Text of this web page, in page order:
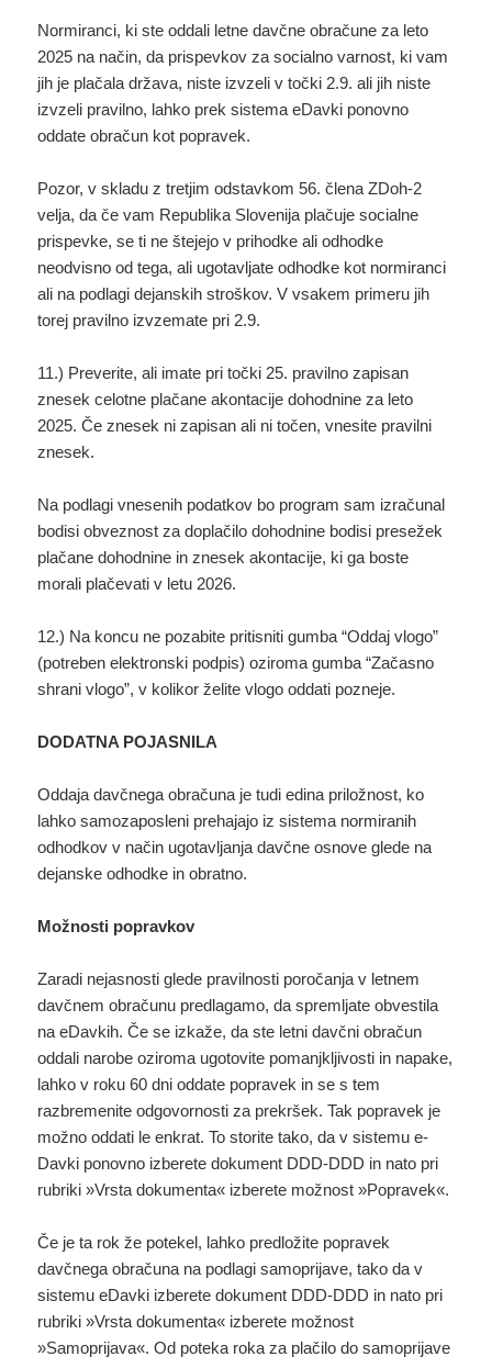
Normiranci, ki ste oddali letne davčne obračune za leto
2025 na način, da prispevkov za socialno varnost, ki vam
jih je plačala država, niste izvzeli v točki 2.9. ali jih niste
izvzeli pravilno, lahko prek sistema eDavki ponovno
oddate obračun kot popravek.
Pozor, v skladu z tretjim odstavkom 56. člena ZDoh-2
velja, da če vam Republika Slovenija plačuje socialne
prispevke, se ti ne štejejo v prihodke ali odhodke
neodvisno od tega, ali ugotavljate odhodke kot normiranci
ali na podlagi dejanskih stroškov. V vsakem primeru jih
torej pravilno izvzemate pri 2.9.
11.) Preverite, ali imate pri točki 25. pravilno zapisan
znesek celotne plačane akontacije dohodnine za leto
2025. Če znesek ni zapisan ali ni točen, vnesite pravilni
znesek.
Na podlagi vnesenih podatkov bo program sam izračunal
bodisi obveznost za doplačilo dohodnine bodisi presežek
plačane dohodnine in znesek akontacije, ki ga boste
morali plačevati v letu 2026.
12.) Na koncu ne pozabite pritisniti gumba “Oddaj vlogo”
(potreben elektronski podpis) oziroma gumba “Začasno
shrani vlogo”, v kolikor želite vlogo oddati pozneje.
DODATNA POJASNILA
Oddaja davčnega obračuna je tudi edina priložnost, ko
lahko samozaposleni prehajajo iz sistema normiranih
odhodkov v način ugotavljanja davčne osnove glede na
dejanske odhodke in obratno.
Možnosti popravkov
Zaradi nejasnosti glede pravilnosti poročanja v letnem
davčnem obračunu predlagamo, da spremljate obvestila
na eDavkih. Če se izkaže, da ste letni davčni obračun
oddali narobe oziroma ugotovite pomanjkljivosti in napake,
lahko v roku 60 dni oddate popravek in se s tem
razbremenite odgovornosti za prekršek. Tak popravek je
možno oddati le enkrat. To storite tako, da v sistemu e-
Davki ponovno izberete dokument DDD-DDD in nato pri
rubriki »Vrsta dokumenta« izberete možnost »Popravek«.
Če je ta rok že potekel, lahko predložite popravek
davčnega obračuna na podlagi samoprijave, tako da v
sistemu eDavki izberete dokument DDD-DDD in nato pri
rubriki »Vrsta dokumenta« izberete možnost
»Samoprijava«. Od poteka roka za plačilo do samoprijave